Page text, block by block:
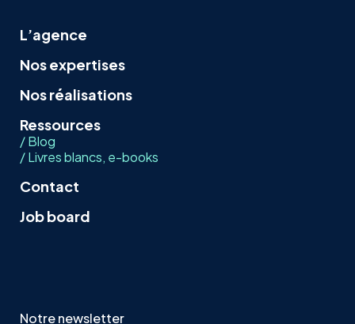
L’agence
Nos expertises
Nos réalisations
Ressources
/ Blog
/ Livres blancs, e-books
Contact
Job board
Notre newsletter